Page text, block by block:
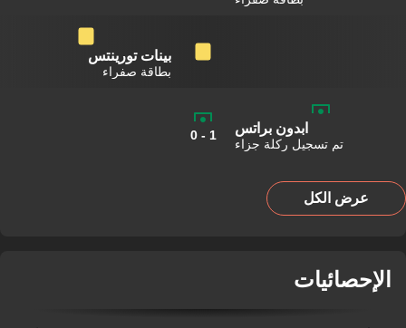
بينات تورينتس
بطاقة صفراء
ابدون براتس
تم تسجيل ركلة جزاء
1
-
0
عرض الكل
الإحصائيات